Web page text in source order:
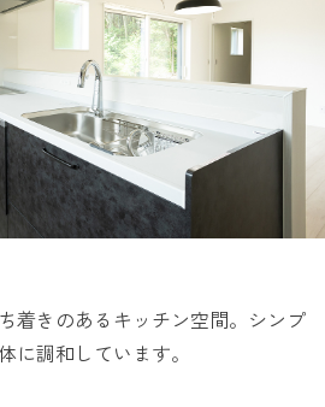
着きのあるキッチン空間。シンプ
に調和しています。